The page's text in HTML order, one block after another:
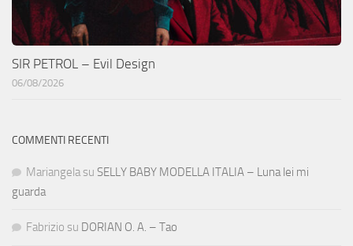
SIR PETROL – Evil Design
06/08/2026
COMMENTI RECENTI
Mariangela su SELLY BABY MODELLA ITALIA – Luna lei mi
guarda
Fabrizio su DORIAN O. A. – Tao